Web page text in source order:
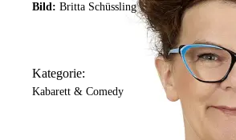
Bild: Britta Schüssling
Kategorie:
Kabarett & Comedy